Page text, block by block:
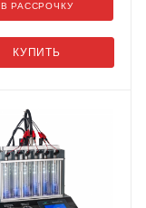
КУПИТЬ
В РАССРОЧКУ